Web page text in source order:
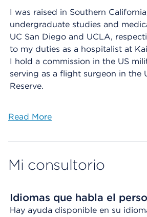
I was raised in Southern
undergraduate studies and
UC San Diego and UCLA,
to my duties as a hospitalist at
I hold a commission in the US
serving as a flight surgeon in the
Reserve.
Read More
Mi consultorio
Idiomas que habla el
Hay ayuda disponible en su